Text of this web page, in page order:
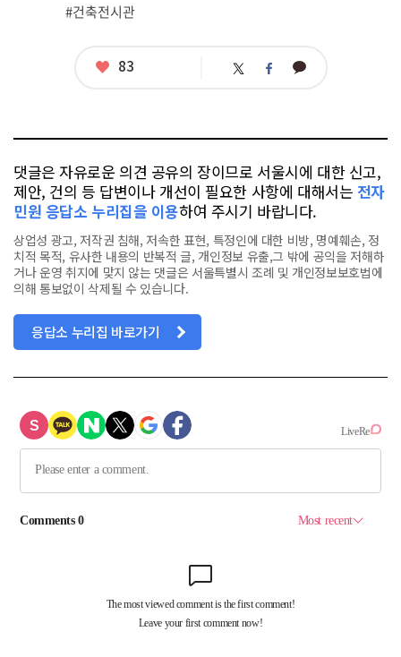
#건축전시관
좋
83 트 페 카
댓글은 자유로운 의견 공유의 장이므로 서울시에 대한 신고,
제안, 건의 등 답변이나 개선이 필요한 사항에 대해서는 전자
민원 응답소 누리집을 이용하여 주시기 바랍니다.
상업성 광고, 저작권 침해, 저속한 표현, 특정인에 대한 비방, 명예훼손, 정
치적 목적, 유사한 내용의 반복적 글, 개인정보 유출,그 밖에 공익을 저해하
거나 운영 취지에 맞지 않는 댓글은 서울특별시 조례 및 개인정보보호법에
의해 통보없이 삭제될 수 있습니다.
응답소 누리집 바로가기